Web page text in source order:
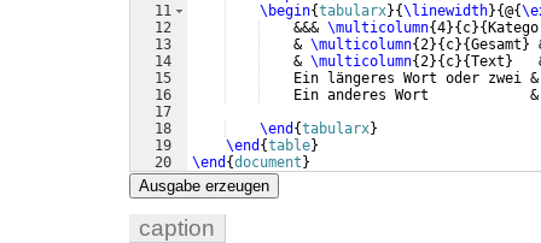
11
12
13
14
15
16
17
18
19
20
\begin{tabularx}{\linewidth}{@{
    &&&
\multicolumn{4}{ c}{
    &
\multicolumn{2}{ c}{Gesamt }
    &
\multicolumn{2}{ c}{Text }
Ein längeres Wort oder zwei
Ein anderes Wort
\end {tabularx}
\end {table}
\end {document }
Ausgabe erzeugen
caption